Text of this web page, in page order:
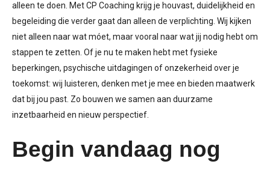
alleen te doen. Met CP Coaching krijg je houvast, duidelijkheid en
begeleiding die verder gaat dan alleen de verplichting. Wij kijken
niet alleen naar wat móet, maar vooral naar wat jij nodig hebt om
stappen te zetten. Of je nu te maken hebt met fysieke
beperkingen, psychische uitdagingen of onzekerheid over je
toekomst: wij luisteren, denken met je mee en bieden maatwerk
dat bij jou past. Zo bouwen we samen aan duurzame
inzetbaarheid en nieuw perspectief.
Begin vandaag nog